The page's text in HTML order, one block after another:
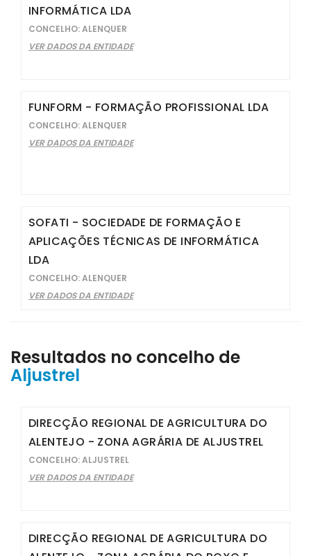
INFORMÁTICA LDA
CONCELHO: ALENQUER
VER DADOS DA ENTIDADE
FUNFORM - FORMAÇÃO PROFISSIONAL LDA
CONCELHO: ALENQUER
VER DADOS DA ENTIDADE
SOFATI - SOCIEDADE DE FORMAÇÃO E
APLICAÇÕES TÉCNICAS DE INFORMÁTICA
LDA
CONCELHO: ALENQUER
VER DADOS DA ENTIDADE
Resultados no concelho de
Aljustrel
DIRECÇÃO REGIONAL DE AGRICULTURA DO
ALENTEJO - ZONA AGRÁRIA DE ALJUSTREL
CONCELHO: ALJUSTREL
VER DADOS DA ENTIDADE
DIRECÇÃO REGIONAL DE AGRICULTURA DO